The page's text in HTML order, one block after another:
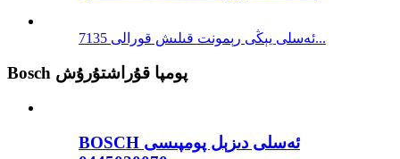
ئەسلى يېڭى رېمونت قىلىش قورالى 7135...
Bosch پومپا قۇراشتۇرۇش
BOSCH ئەسلى دىزېل پومپىسى